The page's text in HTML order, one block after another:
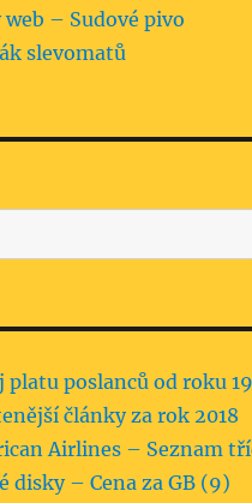
web – Sudové pivo
slevomatů
platu poslanců od roku
články za rok 2018
Airlines – Seznam
disky – Cena za GB (9)